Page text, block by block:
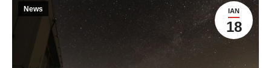
ΙΑΝ
18
News